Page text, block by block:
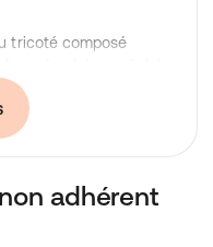
tricoté composé
adhérent